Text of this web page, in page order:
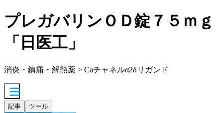
プレガバリンＯＤ錠７５ｍｇ
「日医工」
消炎・鎮痛・解熱薬 > Caチャネルα2δリガンド
記事 ツール